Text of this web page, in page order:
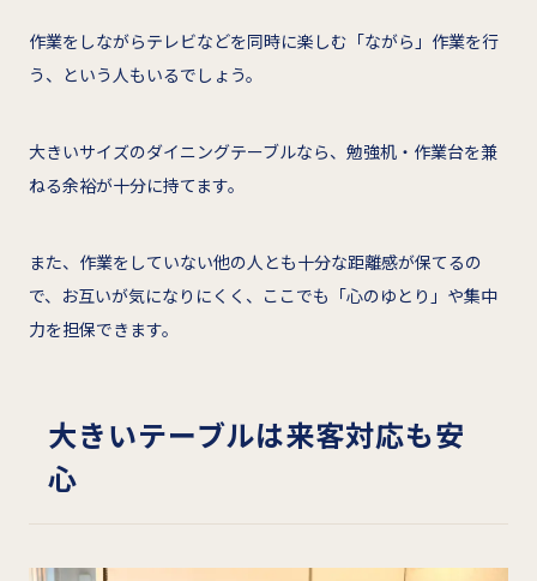
作業をしながらテレビなどを同時に楽しむ「ながら」作業を行
う、という人もいるでしょう。
大きいサイズのダイニングテーブルなら、勉強机・作業台を兼
ねる余裕が十分に持てます。
また、作業をしていない他の人とも十分な距離感が保てるの
で、お互いが気になりにくく、ここでも「心のゆとり」や集中
力を担保できます。
大きいテーブルは来客対応も安
心